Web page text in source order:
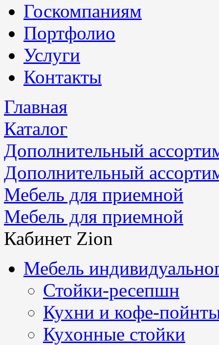
Госкомпаниям
Портфолио
Услуги
Контакты
Главная
Каталог
Дополнительный
Дополнительный
Мебель для приемной
Мебель для приемной
Кабинет Zion
Мебель
Стойки-ресепшн
Кухни и кофе-
Кухонные стойки